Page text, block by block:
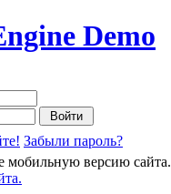
Demo
Забыли пароль?
мобильную версию сайта.